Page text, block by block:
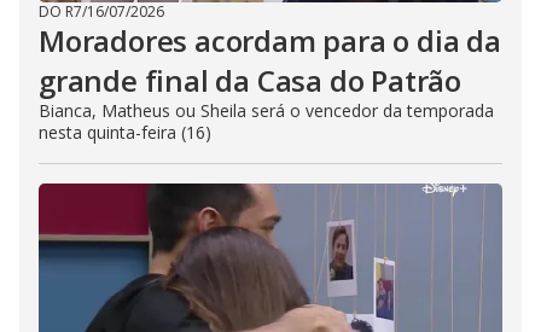
DO R7/16/07/2026
Moradores acordam para o dia da
grande final da Casa do Patrão
Bianca, Matheus ou Sheila será o vencedor da temporada
nesta quinta-feira (16)